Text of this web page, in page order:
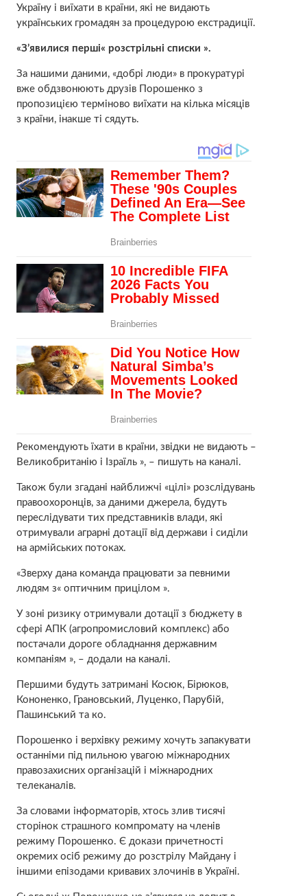
Україну і виїхати в країни, які не видають
українських громадян за процедурою екстрадиції.
«З’явилися перші« розстрільні списки ».
За нашими даними, «добрі люди» в прокуратурі
вже обдзвонюють друзів Порошенко з
пропозицією терміново виїхати на кілька місяців
з країни, інакше ті сядуть.
Рекомендують їхати в країни, звідки не видають –
Великобританію і Ізраїль », – пишуть на каналі.
Також були згадані найближчі «цілі» розслідувань
правоохоронців, за даними джерела, будуть
переслідувати тих представників влади, які
отримували аграрні дотації від держави і сиділи
на армійських потоках.
«Зверху дана команда працювати за певними
людям з« оптичним прицілом ».
У зоні ризику отримували дотації з бюджету в
сфері АПК (агропромисловий комплекс) або
постачали дороге обладнання державним
компаніям », – додали на каналі.
Першими будуть затримані Косюк, Бірюков,
Кононенко, Грановський, Луценко, Парубій,
Пашинський та ко.
Порошенко і верхівку режиму хочуть запакувати
останніми під пильною увагою міжнародних
правозахисних організацій і міжнародних
телеканалів.
За словами інформаторів, хтось злив тисячі
сторінок страшного компромату на членів
режиму Порошенко. Є докази причетності
окремих осіб режиму до розстрілу Майдану і
іншими епізодами кривавих злочинів в Україні.